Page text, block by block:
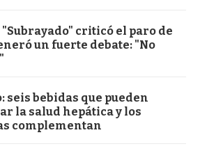
criticó el paro de
un fuerte debate: "No
seis bebidas que pueden
la salud hepática y los
complementan